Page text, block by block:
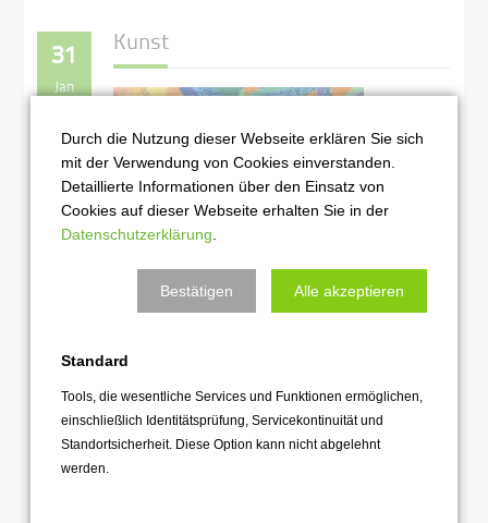
31
Jan
Kunst
2021
Durch die Nutzung dieser Webseite erklären Sie sich
mit der Verwendung von Cookies einverstanden.
Detaillierte Informationen über den Einsatz von
Cookies auf dieser Webseite erhalten Sie in der
Datenschutzerklärung
Bestätigen Alle akzeptieren
Standard
Tools, die wesentliche Services und Funktionen ermöglichen,
einschließlich Identitätsprüfung, Servicekontinuität und
Standortsicherheit. Diese Option kann nicht abgelehnt
werden.